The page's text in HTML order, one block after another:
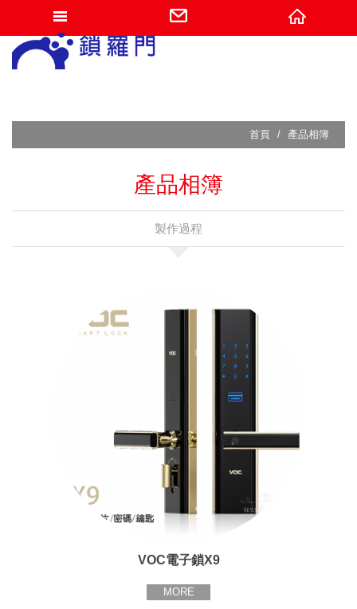
網站名稱
首頁 產品相簿
產品相簿
製作過程
VOC電子鎖X9
MORE